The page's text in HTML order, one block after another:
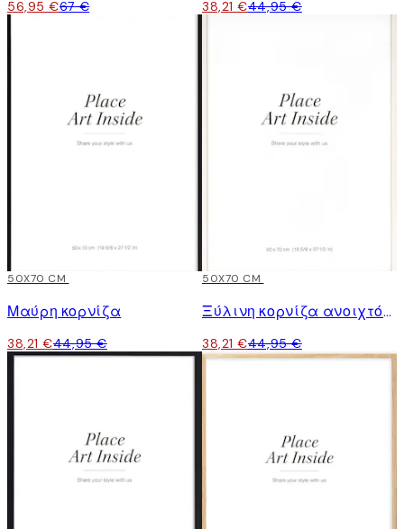
56,95 €67 € 38,21 €44,95 €
15%*
50X70 CM
Μαύρη κορνίζα
38,21 €44,95 €
15%*
50X70 CM
Ξύλινη κορνίζα ανοιχτόχρωμη
38,21 €44,95 €